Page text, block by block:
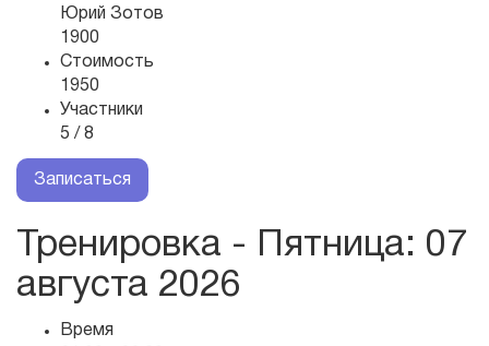
Юрий Зотов
1900
Стоимость
1950
Участники
5 / 8
Записаться
Тренировка - Пятница: 07
августа 2026
Время